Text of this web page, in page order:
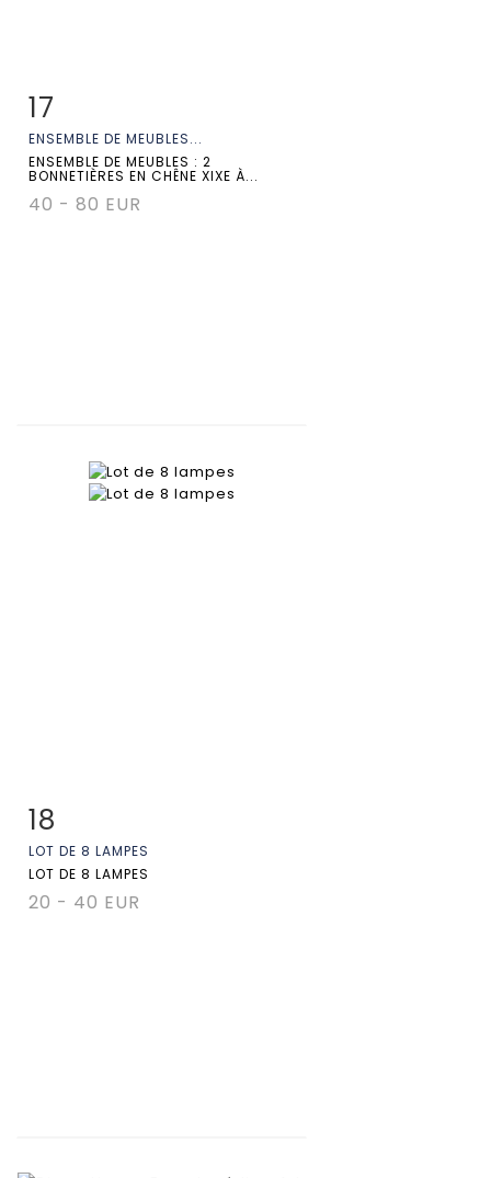
Fiche détaillée
17
ENSEMBLE DE MEUBLES...
ENSEMBLE DE MEUBLES : 2
BONNETIÈRES EN CHÊNE XIXE À...
40 - 80 EUR
Fiche détaillée
18
LOT DE 8 LAMPES
LOT DE 8 LAMPES
20 - 40 EUR